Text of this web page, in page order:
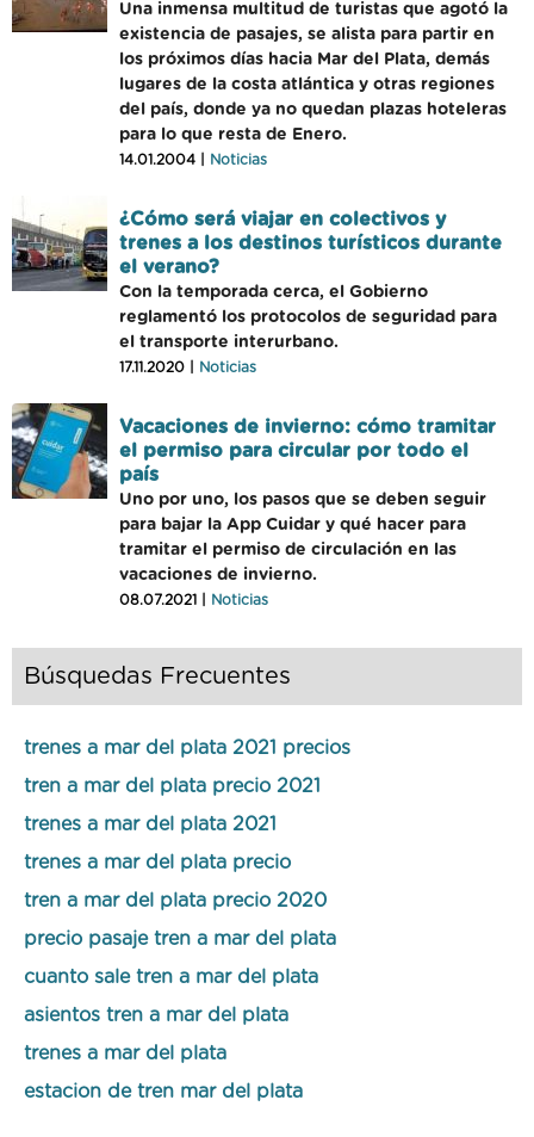
Una inmensa multitud de turistas que agotó la
existencia de pasajes, se alista para partir en
los próximos días hacia Mar del Plata, demás
lugares de la costa atlántica y otras regiones
del país, donde ya no quedan plazas hoteleras
para lo que resta de Enero.
14.01.2004 | Noticias
¿Cómo será viajar en colectivos y
trenes a los destinos turísticos durante
el verano?
Con la temporada cerca, el Gobierno
reglamentó los protocolos de seguridad para
el transporte interurbano.
17.11.2020 | Noticias
Vacaciones de invierno: cómo tramitar
el permiso para circular por todo el
país
Uno por uno, los pasos que se deben seguir
para bajar la App Cuidar y qué hacer para
tramitar el permiso de circulación en las
vacaciones de invierno.
08.07.2021 | Noticias
Búsquedas Frecuentes
trenes a mar del plata 2021 precios
tren a mar del plata precio 2021
trenes a mar del plata 2021
trenes a mar del plata precio
tren a mar del plata precio 2020
precio pasaje tren a mar del plata
cuanto sale tren a mar del plata
asientos tren a mar del plata
trenes a mar del plata
estacion de tren mar del plata